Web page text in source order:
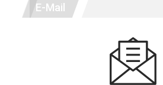
E-Mail